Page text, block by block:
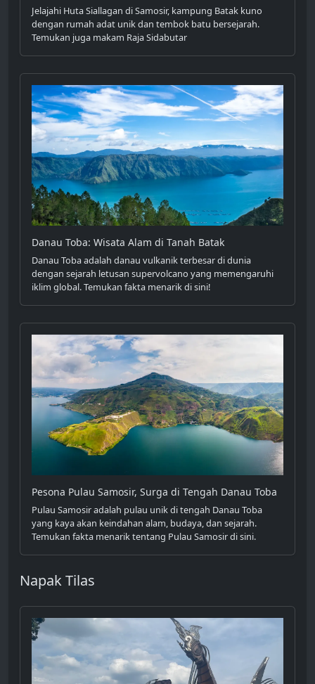
Jelajahi Huta Siallagan di Samosir, kampung Batak kuno
dengan rumah adat unik dan tembok batu bersejarah.
Temukan juga makam Raja Sidabutar
Danau Toba: Wisata Alam di Tanah Batak
Danau Toba adalah danau vulkanik terbesar di dunia
dengan sejarah letusan supervolcano yang memengaruhi
iklim global. Temukan fakta menarik di sini!
Pesona Pulau Samosir, Surga di Tengah Danau Toba
Pulau Samosir adalah pulau unik di tengah Danau Toba
yang kaya akan keindahan alam, budaya, dan sejarah.
Temukan fakta menarik tentang Pulau Samosir di sini.
Napak Tilas